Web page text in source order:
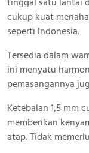
cukup kuat
seperti Indonesia.
Tersedia dalam
ini menyatu
pemasangannya
Ketebalan 1,5 mm
memberikan
atap. Tidak